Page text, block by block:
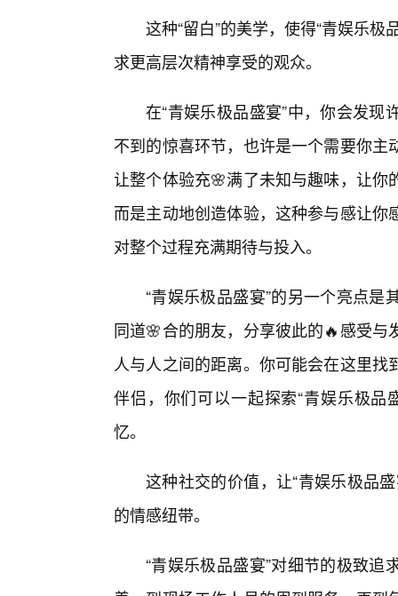
这种“留白”的美学，使得“青娱乐
求更高层次精神享受的观众。
在“青娱乐极品盛宴”中，你会发
不到的惊喜环节，也许是一个需要你
让整个体验充🌸满了未知与趣味，让
而是主动地创造体验，这种参与感让
对整个过程充满期待与投入。
“青娱乐极品盛宴”的另一个亮点
同道🌸合的朋友，分享彼此的🔥感受
人与人之间的距离。你可能会在这里
伴侣，你们可以一起探索“青娱乐极
忆。
这种社交的价值，让“青娱乐极品
的情感纽带。
“青娱乐极品盛宴”对细节的极致